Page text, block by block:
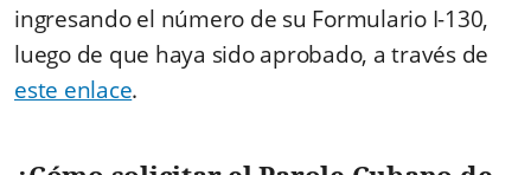
ingresando el número de su Formulario I-130,
luego de que haya sido aprobado, a través de
este enlace.